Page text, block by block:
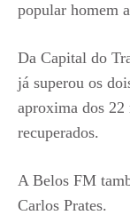
popular homem
Da Capital do
já superou os
aproxima dos
recuperados.
A Belos FM
Carlos Prates.